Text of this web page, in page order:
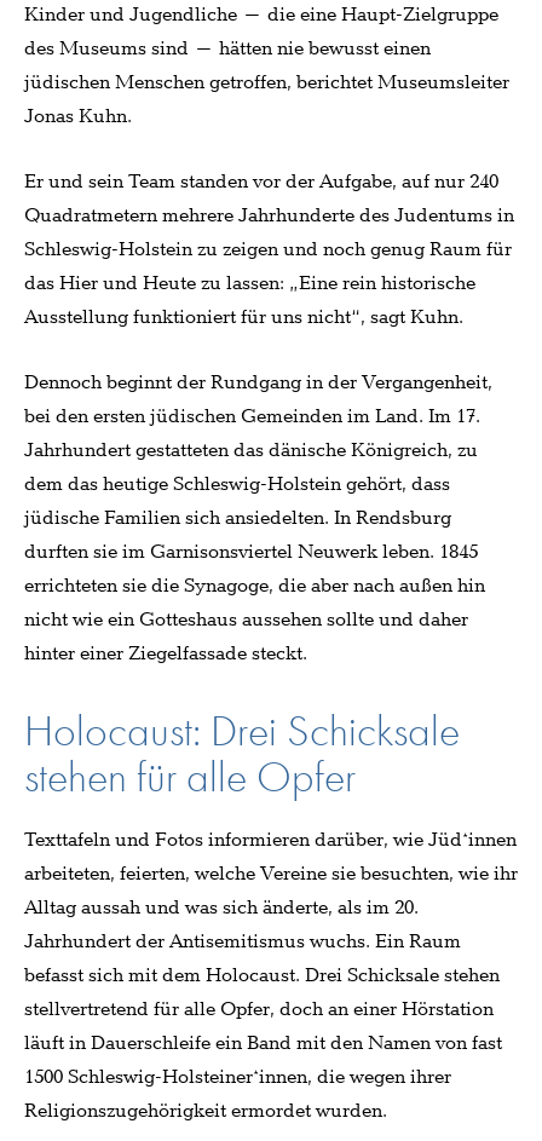
Kinder und Jugendliche – die eine Haupt-Zielgruppe
des Museums sind – hätten nie bewusst einen
jüdischen Menschen getroffen, berichtet Museumsleiter
Jonas Kuhn.
Er und sein Team standen vor der Aufgabe, auf nur 240
Quadratmetern mehrere Jahrhunderte des Judentums in
Schleswig-Holstein zu zeigen und noch genug Raum für
das Hier und Heute zu lassen: „Eine rein historische
Ausstellung funktioniert für uns nicht“, sagt Kuhn.
Dennoch beginnt der Rundgang in der Vergangenheit,
bei den ersten jüdischen Gemeinden im Land. Im 17.
Jahrhundert gestatteten das dänische Königreich, zu
dem das heutige Schleswig-Holstein gehört, dass
jüdische Familien sich ansiedelten. In Rendsburg
durften sie im Garnisonsviertel Neuwerk leben. 1845
errichteten sie die Synagoge, die aber nach außen hin
nicht wie ein Gotteshaus aussehen sollte und daher
hinter einer Ziegelfassade steckt.
Holocaust: Drei Schicksale
stehen für alle Opfer
Texttafeln und Fotos informieren darüber, wie Jüd*innen
arbeiteten, feierten, welche Vereine sie besuchten, wie ihr
Alltag aussah und was sich änderte, als im 20.
Jahrhundert der Antisemitismus wuchs. Ein Raum
befasst sich mit dem Holocaust. Drei Schicksale stehen
stellvertretend für alle Opfer, doch an einer Hörstation
läuft in Dauerschleife ein Band mit den Namen von fast
1500 Schleswig-Holsteiner*innen, die wegen ihrer
Religionszugehörigkeit ermordet wurden.